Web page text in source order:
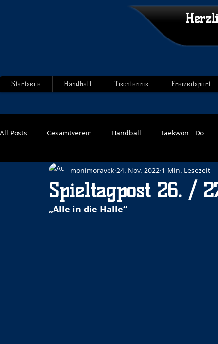
Startseite Handball Tischtennis Freizeitsport
All Posts Gesamtverein Handball Taekwon - Do
Spieltagpost 26. /
monimoravek 24. Nov. 2022 1 Min. Lesezeit
„Alle in die Halle“